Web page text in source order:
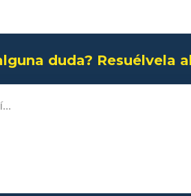
duda? Resuélvela